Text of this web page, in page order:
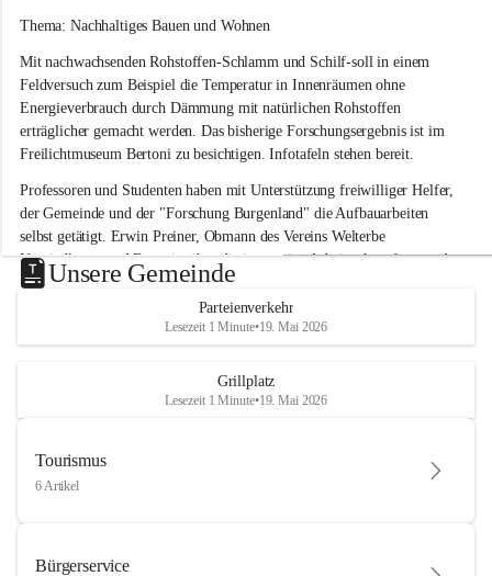
e
a
m
S
e
e
Thema: Nachhaltiges Bauen und Wohnen
Mit nachwachsenden Rohstoffen-Schlamm und Schilf-soll in einem
Feldversuch zum Beispiel die Temperatur in Innenräumen ohne
Energieverbrauch durch Dämmung mit natürlichen Rohstoffen
erträglicher gemacht werden. Das bisherige Forschungsergebnis ist im
Freilichtmuseum Bertoni zu besichtigen. Infotafeln stehen bereit.
Professoren und Studenten haben mit Unterstützung freiwilliger Helfer,
der Gemeinde und der "Forschung Burgenland" die Aufbauarbeiten
selbst getätigt. Erwin Preiner, Obmann des Vereins Welterbe
Neusiedlersee und Bgm. ist über die innovative Arbeit sehr erfreut und
hofft auf baldige praktische Anwendung der Forschungsergebnisse.
Gerade in Zeiten des Klimawandels ist jede technologische Innovation
wichtig!
Unsere Gemeinde
Parteienverkehr
Lesezeit 1 Minute•19. Mai 2026
Grillplatz
Lesezeit 1 Minute•19. Mai 2026
Tourismus
6 Artikel
Bürgerservice